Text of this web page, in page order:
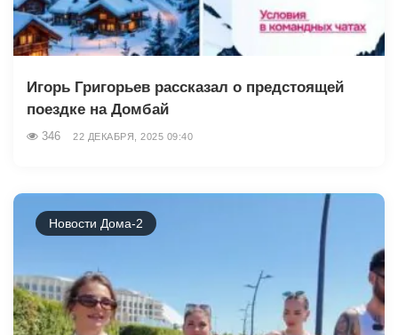
Игорь Григорьев рассказал о предстоящей
поездке на Домбай
346 22 ДЕКАБРЯ, 2025 09:40
Новости Дома-2